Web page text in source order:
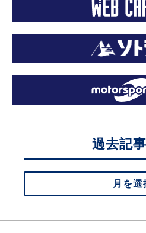
過去記
月を選